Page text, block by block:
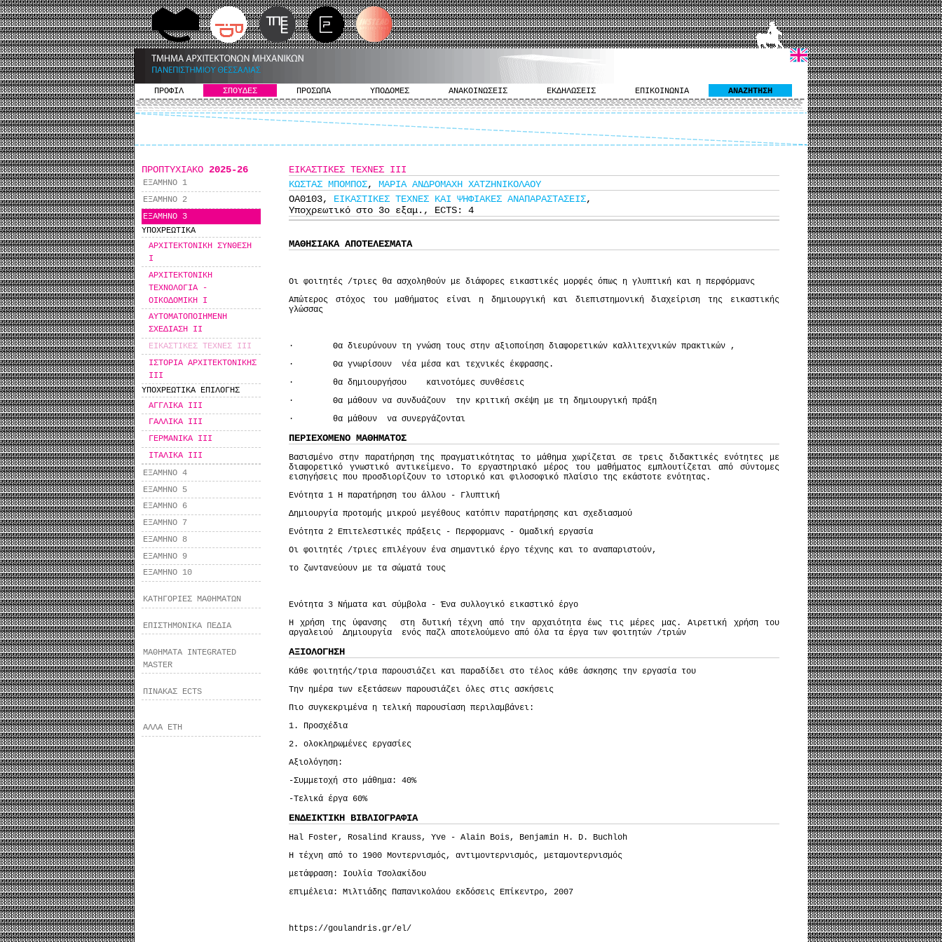
ΠΡΟΦΙΛ ΣΠΟΥΔΕΣ ΠΡΟΣΩΠΑ ΥΠΟΔΟΜΕΣ ΑΝΑΚΟΙΝΩΣΕΙΣ ΕΚΔΗΛΩΣΕΙΣ ΕΠΙΚΟΙΝΩΝΙΑ ΑΝΑΖΗΤΗΣΗ
ΠΡΟΠΤΥΧΙΑΚΟ 2025-26
ΕΞΑΜΗΝΟ 1
ΕΞΑΜΗΝΟ 2
ΕΞΑΜΗΝΟ 3
ΥΠΟΧΡΕΩΤΙΚΑ
ΑΡΧΙΤΕΚΤΟΝΙΚΗ ΣΥΝΘΕΣΗ
I
ΑΡΧΙΤΕΚΤΟΝΙΚΗ
ΤΕΧΝΟΛΟΓΙΑ -
ΟΙΚΟΔΟΜΙΚΗ I
ΑΥΤΟΜΑΤΟΠΟΙΗΜΕΝΗ
ΣΧΕΔΙΑΣΗ II
ΕΙΚΑΣΤΙΚΕΣ ΤΕΧΝΕΣ ΙΙΙ
ΙΣΤΟΡΙΑ ΑΡΧΙΤΕΚΤΟΝΙΚΗΣ
ΙΙΙ
ΥΠΟΧΡΕΩΤΙΚΑ ΕΠΙΛΟΓΗΣ
ΑΓΓΛΙΚΑ ΙΙΙ
ΓΑΛΛΙΚΑ ΙΙΙ
ΓΕΡΜΑΝΙΚΑ ΙΙΙ
ΙΤΑΛΙΚΑ ΙΙΙ
ΕΞΑΜΗΝΟ 4
ΕΞΑΜΗΝΟ 5
ΕΞΑΜΗΝΟ 6
ΕΞΑΜΗΝΟ 7
ΕΞΑΜΗΝΟ 8
ΕΞΑΜΗΝΟ 9
ΕΞΑΜΗΝΟ 10
ΚΑΤΗΓΟΡΙΕΣ ΜΑΘΗΜΑΤΩΝ
ΕΠΙΣΤΗΜΟΝΙΚΑ ΠΕΔΙΑ
ΜΑΘΗΜΑΤΑ INTEGRATED
MASTER
ΠΙΝΑΚΑΣ ECTS
ΑΛΛΑ ΕΤΗ
ΕΙΚΑΣΤΙΚΕΣ ΤΕΧΝΕΣ ΙΙΙ
KΩΣΤΑΣ ΜΠΟΜΠΟΣ, ΜΑΡΙΑ ΑΝΔΡΟΜΑΧΗ ΧΑΤΖΗΝΙΚΟΛΑΟΥ
ΟΑ0103, ΕΙΚΑΣΤΙΚΕΣ ΤΕΧΝΕΣ ΚΑΙ ΨΗΦΙΑΚΕΣ ΑΝΑΠΑΡΑΣΤΑΣΕΙΣ,
Υποχρεωτικό στο 3ο εξαμ., ECTS: 4
ΜΑΘΗΣΙΑΚΑ ΑΠΟΤΕΛΕΣΜΑΤΑ
Οι φοιτητές /τριες θα ασχοληθούν με διάφορες εικαστικές μορφές όπως η γλυπτική και η περφόρμανς
Απώτερος στόχος του μαθήματος είναι η δημιουργική και διεπιστημονική διαχείριση της εικαστικής
γλώσσας
· Θα διευρύνουν τη γνώση τους στην αξιοποίηση διαφορετικών καλλιτεχνικών πρακτικών ,
· Θα γνωρίσουν νέα μέσα και τεχνικές έκφρασης.
· θα δημιουργήσου καινοτόμες συνθέσεις
· Θα μάθουν να συνδυάζουν την κριτική σκέψη με τη δημιουργική πράξη
· θα μάθουν να συνεργάζονται
ΠΕΡΙΕΧΟΜΕΝΟ ΜΑΘΗΜΑΤΟΣ
Βασισμένο στην παρατήρηση της πραγματικότητας το μάθημα χωρίζεται σε τρεις διδακτικές ενότητες με
διαφορετικό γνωστικό αντικείμενο. Το εργαστηριακό μέρος του μαθήματος εμπλουτίζεται από σύντομες
εισηγήσεις που προσδιορίζουν το ιστορικό και φιλοσοφικό πλαίσιο της εκάστοτε ενότητας.
Ενότητα 1 Η παρατήρηση του άλλου - Γλυπτική
Δημιουργία προτομής μικρού μεγέθους κατόπιν παρατήρησης και σχεδιασμού
Ενότητα 2 Επιτελεστικές πράξεις - Περφορμανς - Ομαδική εργασία
Οι φοιτητές /τριες επιλέγουν ένα σημαντικό έργο τέχνης και το αναπαριστούν,
το ζωντανεύουν με τα σώματά τους
Ενότητα 3 Νήματα και σύμβολα - Ένα συλλογικό εικαστικό έργο
Η χρήση της ύφανσης στη δυτική τέχνη από την αρχαιότητα έως τις μέρες μας. Αιρετική χρήση του
αργαλειού Δημιουργία ενός παζλ αποτελούμενο από όλα τα έργα των φοιτητών /τριών
ΑΞΙΟΛΟΓΗΣΗ
Κάθε φοιτητής/τρια παρουσιάζει και παραδίδει στο τέλος κάθε άσκησης την εργασία του
Την ημέρα των εξετάσεων παρουσιάζει όλες στις ασκήσεις
Πιο συγκεκριμένα η τελική παρουσίαση περιλαμβάνει:
1. Προσχέδια
2. ολοκληρωμένες εργασίες
Αξιολόγηση:
-Συμμετοχή στο μάθημα: 40%
-Τελικά έργα 60%
ΕΝΔΕΙΚΤΙΚΗ ΒΙΒΛΙΟΓΡΑΦΙΑ
Hal Foster, Rosalind Krauss, Yve - Alain Bois, Benjamin H. D. Buchloh
Η τέχνη από το 1900 Μοντερνισμός, αντιμοντερνισμός, μεταμοντερνισμός
μετάφραση: Ιουλία Τσολακίδου
επιμέλεια: Μιλτιάδης Παπανικολάου εκδόσεις Επίκεντρο, 2007
https://goulandris.gr/el/